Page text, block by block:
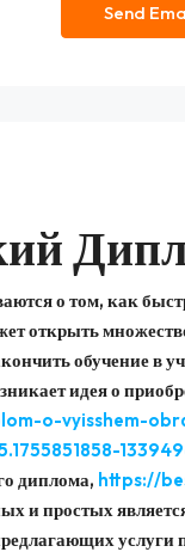
Send
о том, как
открыть
обучение в
идея о
o-vyisshem-
диплома, https://
и простых